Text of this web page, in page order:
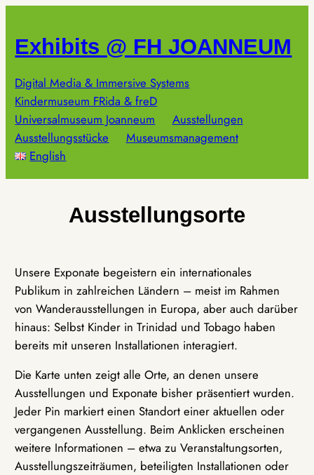
springen
Exhibits @ FH JOANNEUM
Digital Media & Immersive Systems
Kindermuseum FRida & freD
Universalmuseum Joanneum
Ausstellungen
Ausstellungsstücke
Museumsmanagement
English
Ausstellungsorte
Unsere Exponate begeistern ein internationales
Publikum in zahlreichen Ländern – meist im Rahmen
von Wanderausstellungen in Europa, aber auch darüber
hinaus: Selbst Kinder in Trinidad und Tobago haben
bereits mit unseren Installationen interagiert.
Die Karte unten zeigt alle Orte, an denen unsere
Ausstellungen und Exponate bisher präsentiert wurden.
Jeder Pin markiert einen Standort einer aktuellen oder
vergangenen Ausstellung. Beim Anklicken erscheinen
weitere Informationen – etwa zu Veranstaltungsorten,
Ausstellungszeiträumen, beteiligten Installationen oder